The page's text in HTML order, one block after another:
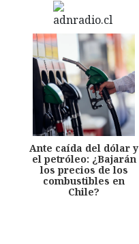
Ante caída del dólar y
el petróleo: ¿Bajarán
los precios de los
combustibles en
Chile?